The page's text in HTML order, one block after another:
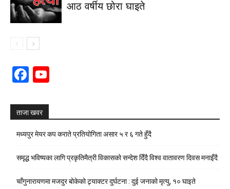
आठ वर्षीय छोरा घाइते
Facebook
ताजा खवर
मध्यपुर मेयर कप कराते प्रतियोगिता असार ५ र ६ गते हुँदै
समृद्ध भविष्यका लागि प्रकृतिमैत्री विकासको सन्देश दिँदै विश्व वातावरण दिवस मनाइँदै
चाँगुनारायणमा मजदुर बोकेको ट्र्याक्टर दुर्घटना : दुई जनाको मृत्यु, १० घाइते